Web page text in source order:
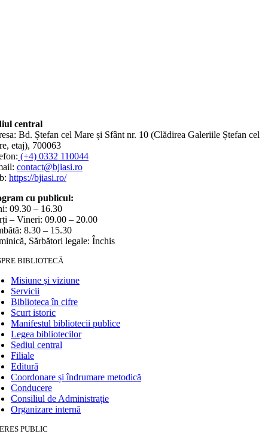
central
Bd. Ștefan cel Mare și Sfânt nr. 10 (Clădirea Galeriile Ștefan cel
etaj), 700063
(+4) 0332 110044
contact@bjiasi.ro
https://bjiasi.ro/
cu publicul:
09.30 – 16.30
– Vineri: 09.00 – 20.00
8.30 – 15.30
Sărbători legale: Închis
BIBLIOTECĂ
Misiune şi viziune
Servicii
Biblioteca în cifre
Scurt istoric
Manifestul bibliotecii publice
Legea bibliotecilor
Sediul central
Filiale
Editură
Coordonare și îndrumare metodică
Conducere
Consiliul de Administrație
Organizare internă
PUBLIC